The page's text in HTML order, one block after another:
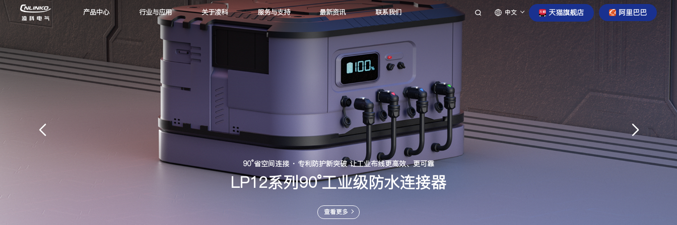
产品中心 行业与应用 关于凌科 服务与支持 最新资讯 联系我们 中文 天猫旗舰店 阿里巴巴
90度省空间连接 专利防护新突破
LP16系列90°工业级防水连接器
查看更多
LP32系列工业级防水连接器